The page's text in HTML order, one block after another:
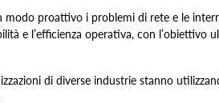
modo proattivo i problemi di rete e le
e l’efficienza operativa, con l’obiettivo
di diverse industrie stanno